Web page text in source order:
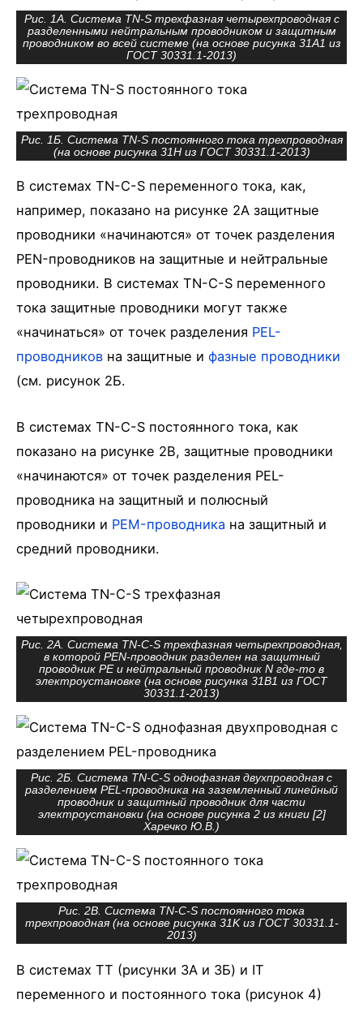
Рис. 1А. Система TN-S трехфазная четырехпроводная с
разделенными нейтральным проводником и защитным
проводником во всей системе (на основе рисунка 31А1 из
ГОСТ 30331.1-2013)
Рис. 1Б. Система TN-S постоянного тока трехпроводная
(на основе рисунка 31H из ГОСТ 30331.1-2013)
В системах TN-C-S переменного тока, как,
например, показано на рисунке 2А защитные
проводники «начинаются» от точек разделения
РЕN-проводников на защитные и нейтральные
проводники. В системах TN-C-S переменного
тока защитные проводники могут также
«начинаться» от точек разделения РЕL-
проводников на защитные и фазные проводники
(см. рисунок 2Б.
В системах TN-C-S постоянного тока, как
показано на рисунке 2В, защитные проводники
«начинаются» от точек разделения РЕL-
проводника на защитный и полюсный
проводники и РЕM-проводника на защитный и
средний проводники.
Рис. 2А. Система TN-C-S трехфазная четырехпроводная,
в которой PEN-проводник разделен на защитный
проводник PE и нейтральный проводник N где-то в
электроустановке (на основе рисунка 31B1 из ГОСТ
30331.1-2013)
Рис. 2Б. Система TN-C-S однофазная двухпроводная с
разделением PEL-проводника на заземленный линейный
проводник и защитный проводник для части
электроустановки (на основе рисунка 2 из книги [2]
Харечко Ю.В.)
Рис. 2В. Система TN-C-S постоянного тока
трехпроводная (на основе рисунка 31K из ГОСТ 30331.1-
2013)
В системах TT (рисунки 3А и 3Б) и IT
переменного и постоянного тока (рисунок 4)